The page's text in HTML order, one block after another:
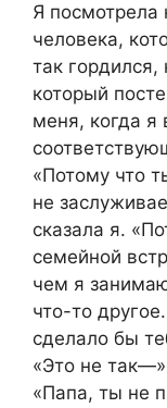
Я посмотрела
человека,
так гордился,
который
меня, когда я
«Потому что
не
сказала я.
семейной
чем я
что-то
сделало бы
«Это не так—»
«Папа, ты не